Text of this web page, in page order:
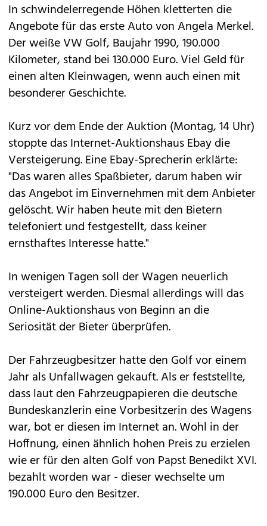
In schwindelerregende Höhen kletterten die
Angebote für das erste Auto von Angela Merkel.
Der weiße VW Golf, Baujahr 1990, 190.000
Kilometer, stand bei 130.000 Euro. Viel Geld für
einen alten Kleinwagen, wenn auch einen mit
besonderer Geschichte.
Kurz vor dem Ende der Auktion (Montag, 14 Uhr)
stoppte das Internet-Auktionshaus Ebay die
Versteigerung. Eine Ebay-Sprecherin erklärte:
"Das waren alles Spaßbieter, darum haben wir
das Angebot im Einvernehmen mit dem Anbieter
gelöscht. Wir haben heute mit den Bietern
telefoniert und festgestellt, dass keiner
ernsthaftes Interesse hatte."
In wenigen Tagen soll der Wagen neuerlich
versteigert werden. Diesmal allerdings will das
Online-Auktionshaus von Beginn an die
Seriosität der Bieter überprüfen.
Der Fahrzeugbesitzer hatte den Golf vor einem
Jahr als Unfallwagen gekauft. Als er feststellte,
dass laut den Fahrzeugpapieren die deutsche
Bundeskanzlerin eine Vorbesitzerin des Wagens
war, bot er diesen im Internet an. Wohl in der
Hoffnung, einen ähnlich hohen Preis zu erzielen
wie er für den alten Golf von Papst Benedikt XVI.
bezahlt worden war - dieser wechselte um
190.000 Euro den Besitzer.